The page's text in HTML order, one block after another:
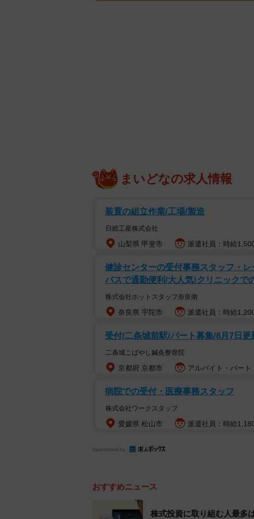
あなたは株式投資に取り
まず、「株式投資への取り組み」について
28.0％（各都道府県の数値を合計し47で割
まいどなの求人情報
装置の組立作業/工場/製造
日総工産株式会社
山梨県 甲斐市 派遣社員：時給
健診センターの受付事務スタッフ・
バスで通勤便利/大人気!クリニックで
株式会社ホットスタッフ奈良南
奈良県 宇陀市 派遣社員：時給
受付/二条城前駅/パート募集/8月7日更
二条城こばやし鍼灸整骨院
京都府 京都市 アルバイト・パー
病院での受付・医療事務スタッフ
株式会社ワークスタッフ
愛媛県 松山市 派遣社員：時給
Sponsored by
おすすめニュース
株式投資に取り組む人最多